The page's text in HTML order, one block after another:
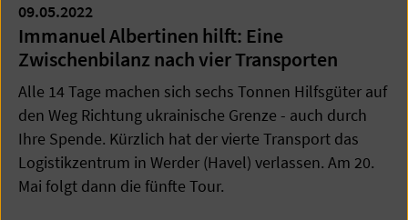
09.05.2022
Immanuel Albertinen hilft: Eine
Zwischenbilanz nach vier Transporten
Alle 14 Tage machen sich sechs Tonnen Hilfsgüter auf
den Weg Richtung ukrainische Grenze - auch durch
Ihre Spende. Kürzlich hat der vierte Transport das
Logistikzentrum in Werder (Havel) verlassen. Am 20.
Mai folgt dann die fünfte Tour.